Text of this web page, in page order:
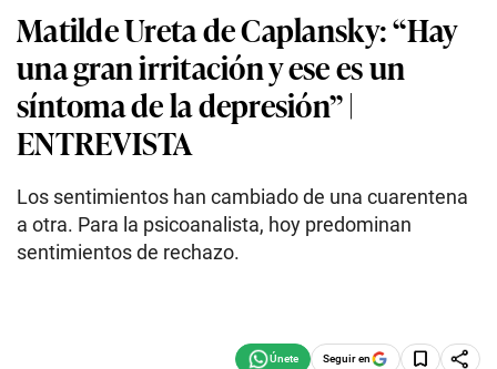
Matilde Ureta de Caplansky: “Hay
una gran irritación y ese es un
síntoma de la depresión” |
ENTREVISTA
Los sentimientos han cambiado de una cuarentena
a otra. Para la psicoanalista, hoy predominan
sentimientos de rechazo.
Seguir en